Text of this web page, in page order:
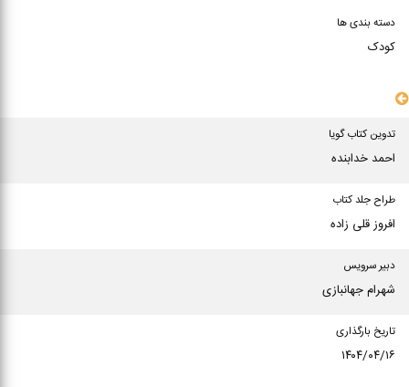
دسته بندی ها
کودک
تدوین کتاب گویا
احمد خدابنده
طراح جلد کتاب
افروز قلی زاده
دبیر سرویس
شهرام جهانبازی
تاریخ بارگذاری
۱۴۰۴/۰۴/۱۶